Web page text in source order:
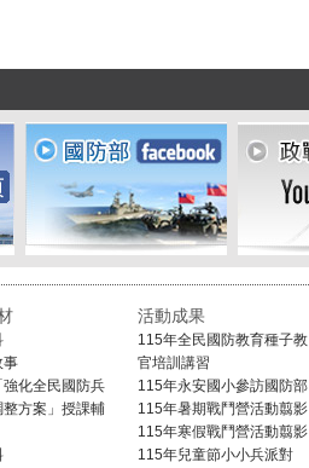
事
強化全民國防兵
整方案」授課輔
活動成果
115年全民國防教育種子教
官培訓講習
115年永安國小參訪國防部
115年暑期戰鬥營活動翦影
115年寒假戰鬥營活動翦影
115年兒童節小小兵派對